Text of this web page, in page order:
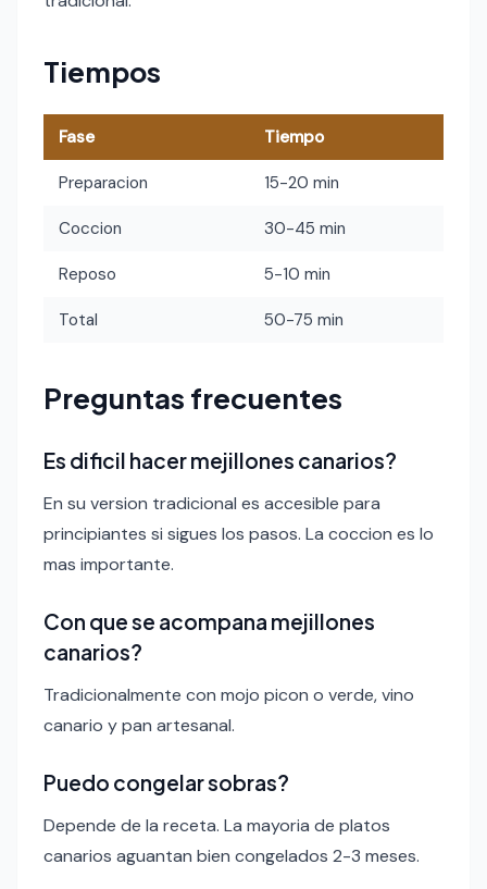
Tiempos
Fase Tiempo
Preparacion 15-20 min
Coccion 30-45 min
Reposo 5-10 min
Total 50-75 min
Preguntas frecuentes
Es dificil hacer mejillones canarios?
En su version tradicional es accesible para
principiantes si sigues los pasos. La coccion es lo
mas importante.
Con que se acompana mejillones
canarios?
Tradicionalmente con mojo picon o verde, vino
canario y pan artesanal.
Puedo congelar sobras?
Depende de la receta. La mayoria de platos
canarios aguantan bien congelados 2-3 meses.